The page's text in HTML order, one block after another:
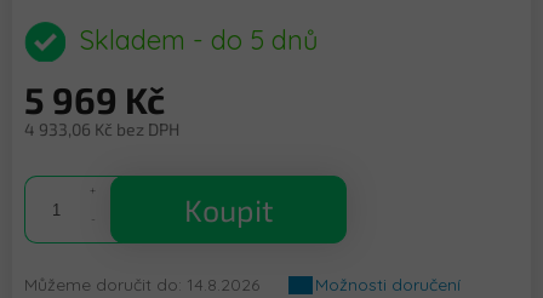
produktu
je
z
5
Skladem - do 5 dnů
5 969 Kč
4 933,06 Kč bez DPH
cena:
Koupit
Můžeme doručit do: 14.8.2026 Možnosti doručení